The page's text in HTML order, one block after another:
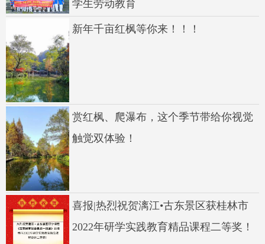
学生劳动教育
新年千亩红枫等你来！！！
赏红枫、爬瀑布，这个季节带给你视觉
触觉双体验！
喜报|热烈祝贺漓江•古东景区获桂林市
2022年研学实践教育精品课程二等奖！